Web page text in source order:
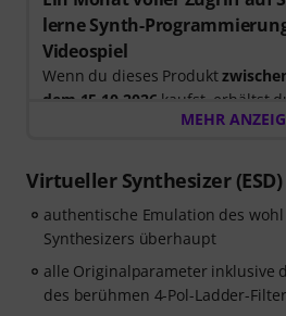
lerne Synth-
Videospiel
Wenn du dieses Produkt
dem 15.10.2026 kaufst, erhältst
30-tägigen Testzugang für die
Synth-Programmierung.
Anstatt nur Videos anzuschauen,
Bässe, Pads und mehr selbst
Feedback, während du lernst, wie
Modulation und Effekte
Patches zu erstellen. Dein
MEHR
Virtueller Synthesizer (ESD)
authentische Emulation des
Synthesizers überhaupt
alle Originalparameter inklusive
des berühmen 4-Pol-Ladder-